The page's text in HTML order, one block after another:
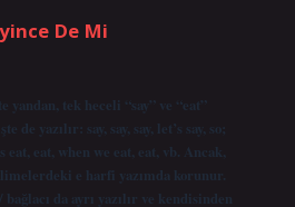
De Mi
tek heceli “say” ve “eat”
yazılır: say, say, say, let’s say, so;
eat, eat, when we eat, eat, vb. Ancak,
e harfi yazımda korunur.
bağlacı da ayrı yazılır ve kendisinden